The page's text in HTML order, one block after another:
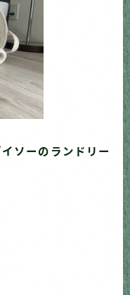
イソーのランドリー